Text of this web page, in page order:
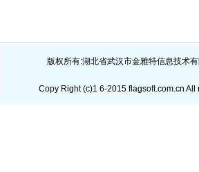
版权所有:湖北省武汉市金雅特信息技术
Copy Right (c)1 6-2015 flagsoft.com.cn All